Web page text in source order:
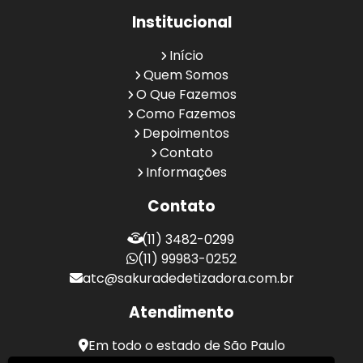
Institucional
Início
Quem Somos
O Que Fazemos
Como Fazemos
Depoimentos
Contato
Informações
Contato
(11) 3482-0299
(11) 99983-0252
atc@sakuradedetizadora.com.br
Atendimento
Em todo o estado de São Paulo